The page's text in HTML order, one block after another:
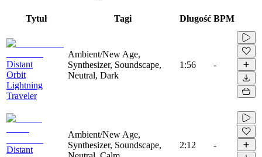
Tytuł Tagi Długość BPM
Distant
Orbit
Lightning
Traveler
Ambient/New Age,
Synthesizer, Soundscape,
Neutral, Dark
1:56 -
Distant
Ambient/New Age,
Synthesizer, Soundscape,
2:12 -